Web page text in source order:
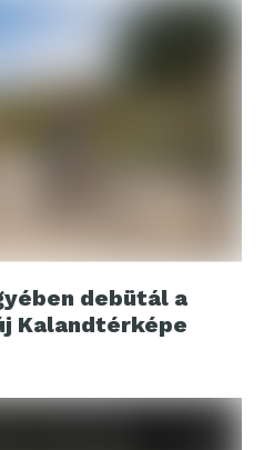
debütál a
Kalandtérképe